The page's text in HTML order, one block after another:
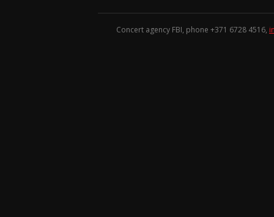
Concert agency FBI, phone +371 6728 4516,